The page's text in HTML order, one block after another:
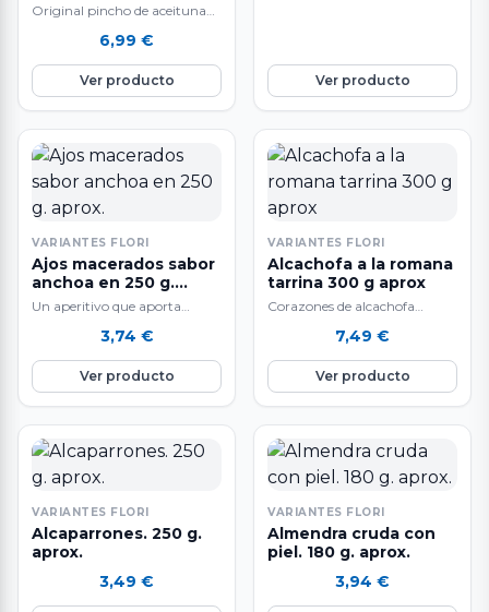
Original pincho de aceituna
caramelizada aliñado con un
escabeche suave. Ingredientes:
…
6,99 €
Ver producto Ver producto
VARIANTES FLORI
Ajos macerados sabor
anchoa en 250 g.
aprox.
Un aperitivo que aporta
organismo.3,74 €
Ver producto
VARIANTES FLORI
Alcachofa a la romana
tarrina 300 g aprox
Corazones de alcachofa
comer, al estilo Italiano con
especias.
7,49 €
Ver producto
VARIANTES FLORI
Alcaparrones. 250 g.
aprox.
3,49 €
VARIANTES FLORI
Almendra cruda con
piel. 180 g. aprox.
3,94 €